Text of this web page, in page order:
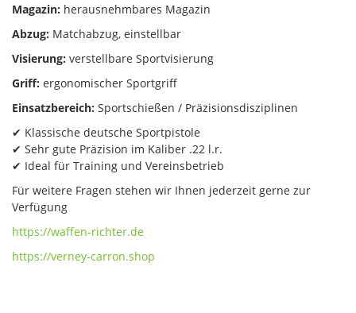
Magazin: herausnehmbares Magazin
Abzug: Matchabzug, einstellbar
Visierung: verstellbare Sportvisierung
Griff: ergonomischer Sportgriff
Einsatzbereich: Sportschießen / Präzisionsdisziplinen
✔ Klassische deutsche Sportpistole
✔ Sehr gute Präzision im Kaliber .22 l.r.
✔ Ideal für Training und Vereinsbetrieb
Für weitere Fragen stehen wir Ihnen jederzeit gerne zur
Verfügung
https://waffen-richter.de
https://verney-carron.shop